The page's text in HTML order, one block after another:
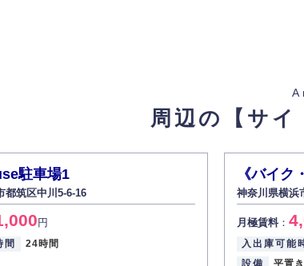
義務など正当な理由に基づく要請があった場合を除き、お客様
様ご本人から自己の個人情報開示の請求があった場合、すみや
個人情報の内容に誤りがあり、ご本人から訂正・追加・削除
情報管理の社内教育
員全員が、個人情報の取り扱いについての重要性を理解し、
社ミコト
締役社長 野口 幸男
周辺の【サイ
駐車場1
都筑区中川5-6-16
円
間
24時間
《バイ
神奈川県横浜
月極賃料：
入出庫可能
設備
平置き